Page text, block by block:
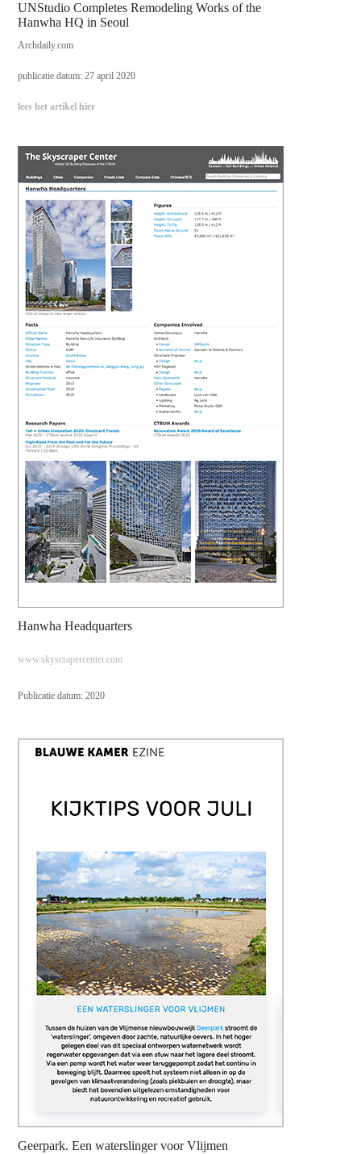
UNStudio Completes Remodeling Works of the
Hanwha HQ in Seoul
Archdaily.com
publicatie datum: 27 april 2020
lees het artikel hier
Hanwha Headquarters
www.skyscrapercenter.com
Publicatie datum: 2020
Geerpark. Een waterslinger voor Vlijmen